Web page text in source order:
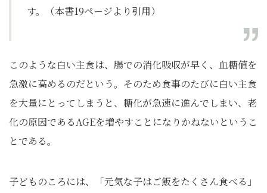
す。（本書19ページより引用）
このような白い主食は、腸での消化吸収が早く、血糖値を
急激に高めるのだという。そのため食事のたびに白い主食
を大量にとってしまうと、糖化が急速に進んでしまい、老
化の原因であるAGEを増やすことになりかねないというこ
とである。
子どものころには、「元気な子はご飯をたくさん食べる」